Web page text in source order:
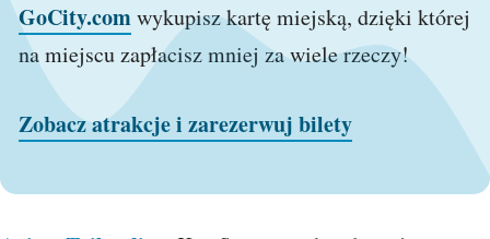
GoCity.comwykupisz kartę miejską, dzięki której
na miejscu zapłacisz mniej za wiele rzeczy!
Zobacz atrakcje i zarezerwuj bilety